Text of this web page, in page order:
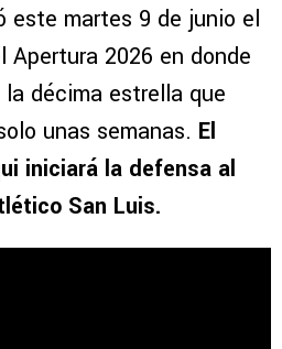
este martes 9 de junio el
2026 en donde
décima estrella que
unas semanas. El
iniciará la defensa al
San Luis.